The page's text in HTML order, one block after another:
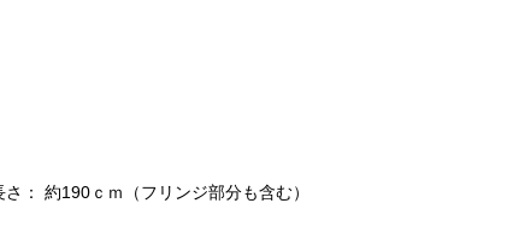
： 約190ｃｍ（フリンジ部分も含む）